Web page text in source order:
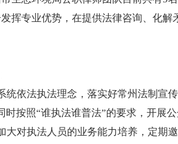
挥专业优势，在提供法律咨询、化
依法执法理念，落实好常州法制宣
按照“谁执法谁普法”的要求，开展
对执法人员的业务能力培养，定期